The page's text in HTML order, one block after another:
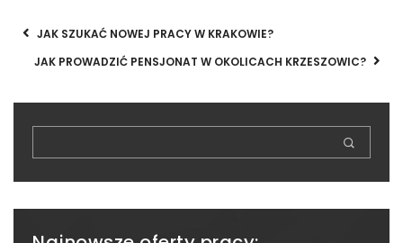
JAK SZUKAĆ NOWEJ PRACY W KRAKOWIE?
JAK PROWADZIĆ PENSJONAT W OKOLICACH KRZESZOWIC?